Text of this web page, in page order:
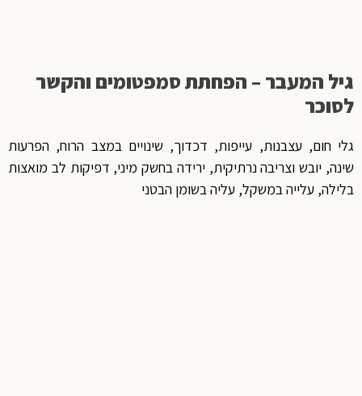
גיל המעבר – הפחתת סמפטומים והקשר
לסוכר
גלי חום, עצבנות, עייפות, דכדוך, שינויים במצב הרוח, הפרעות
שינה, יובש וצריבה נרתיקית, ירידה בחשק מיני, דפיקות לב מואצות
בלילה, עלייה במשקל, עליה בשומן הבטני